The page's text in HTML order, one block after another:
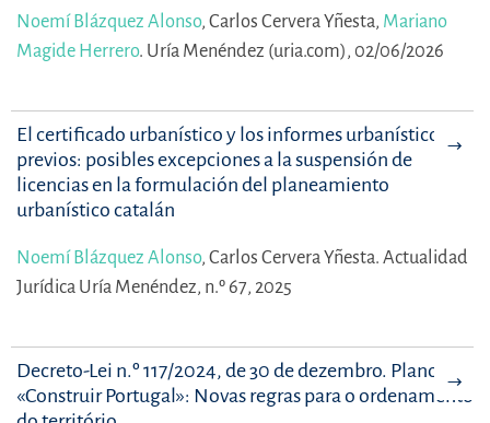
Noemí Blázquez Alonso, Carlos Cervera Yñesta, Mariano
Magide Herrero. Uría Menéndez (uria.com), 02/06/2026
El certificado urbanístico y los informes urbanísticos
previos: posibles excepciones a la suspensión de
licencias en la formulación del planeamiento
urbanístico catalán
Noemí Blázquez Alonso, Carlos Cervera Yñesta. Actualidad
Jurídica Uría Menéndez, n.º 67, 2025
Decreto-Lei n.º 117/2024, de 30 de dezembro. Plano
«Construir Portugal»: Novas regras para o ordenamento